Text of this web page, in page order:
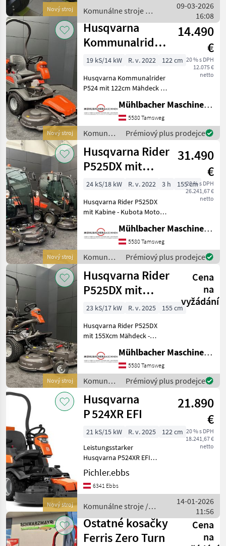
Nový stroj
mit eine
Komunálne stroje /
Iseki
09-03-2026
16:08
Nový stroj
Husqvarna
Kommunalrider
P524 mit 122cm
Mähdeck 18,9PS
14.490
€
20 % s DPH
12.075 €
netto
19 kS/14 kW R. v. 2022
122 cm
Husqvarna Kommunalrider
P524 mit 122cm Mähdeck -
Twin Motor - Maße exkl.
Mähdeck LxB ca. 205x98cm -
Gewicht exkl. Mähdeck ca.
427kg -
Mühlbacher Maschinen GmbH
5580 Tamsweg
Komunálne
stroje /
Husqvarna
Prémiový plus prodejce
Nový stroj
Husqvarna Rider
P525DX mit
Kabine und
155Xcm
Mähdeck
31.490
€
20 % s DPH
26.241,67 €
netto
24 kS/18 kW R. v. 2022 3 h
155 cm
Husqvarna Rider P525DX
mit Kabine - Kubota Motor
Dieselmotor - 17, 8kW/24,
21PS - Allradantrieb -
Hydrostat -
Hinterachsenlenkung -
Servole
Mühlbacher Maschinen GmbH
5580 Tamsweg
Komunálne
stroje /
Husqvarna
Prémiový plus prodejce
Nový stroj
Husqvarna Rider
P525DX mit
155Xcm
Mähdeck, Diesel
24,21PS
Cena
na
vyžádání
23 kS/17 kW R. v. 2025
155 cm
Husqvarna Rider P525DX
mit 155Xcm Mähdeck -
1105, 1.123cm³ - 17, 8kW/24,
21PS - Maße LxB exkl.
Mähdeck 208x115cm -
Gewicht exkl. Mähdeck 684
Mühlbacher Maschinen GmbH
5580 Tamsweg
Komunálne
stroje /
Husqvarna
Prémiový plus prodejce
Nový stroj
Husqvarna
P 524XR EFI
21.890
€
20 % s DPH
18.241,67 €
netto
21 kS/15 kW R. v. 2025
122 cm
Leistungsstarker
Husqvarna P524XR EFI
Profi-Aufsitzfrontmäher
inklusive robustem
Husqvarna Combi-Mähdeck
Flächen, gewerbliche
Nutzung und ansp
Pichler.ebbs
6341 Ebbs
Komunálne stroje /
Husqvarna
14-01-2026
11:56
Ostatné kosačky
Ferris Zero Turn
Cena
na